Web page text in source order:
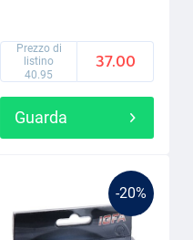
Prezzo di
listino
40.95
37.00
Guarda
-20%